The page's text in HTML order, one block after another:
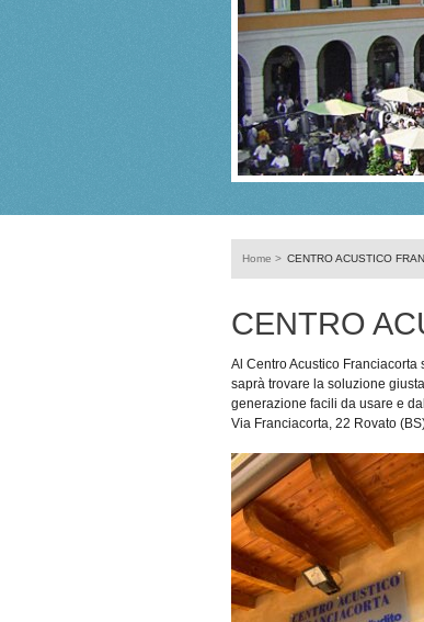
Home > CENTRO ACUSTICO
CENTRO
Al Centro Acustico
saprà trovare la soluzione
generazione facili da usare e
Via Franciacorta, 22 Rovato